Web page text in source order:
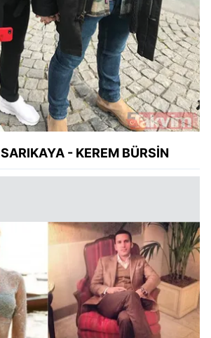
SARIKAYA - KEREM BÜRSİN